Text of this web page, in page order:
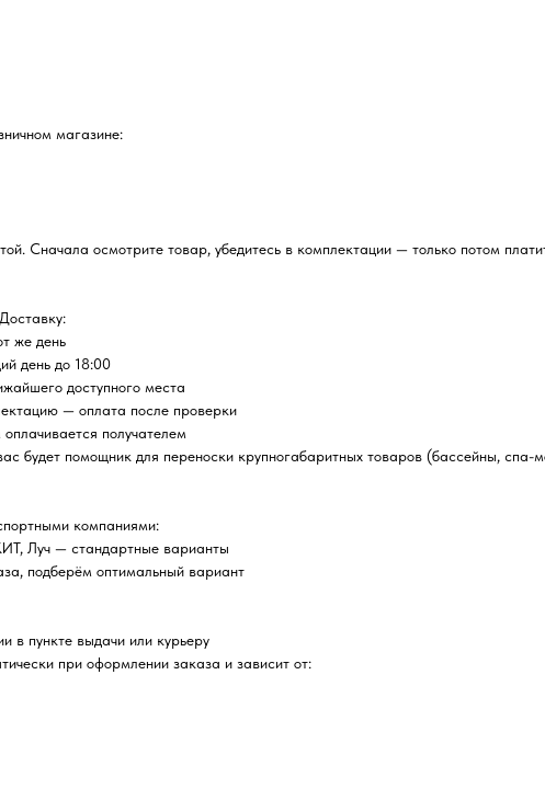
магазине:
Сначала осмотрите товар, убедитесь в комплектации — только потом
же день
день до 18:00
доступного места
— оплата после проверки
получателем
будет помощник для переноски крупногабаритных товаров (бассейны, спа-
компаниями:
Луч — стандартные варианты
подберём оптимальный вариант
в пункте выдачи или курьеру
при оформлении заказа и зависит от: